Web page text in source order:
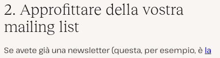
2. Approfittare della vostra
mailing list
Se avete già una newsletter (questa, per esempio, è la